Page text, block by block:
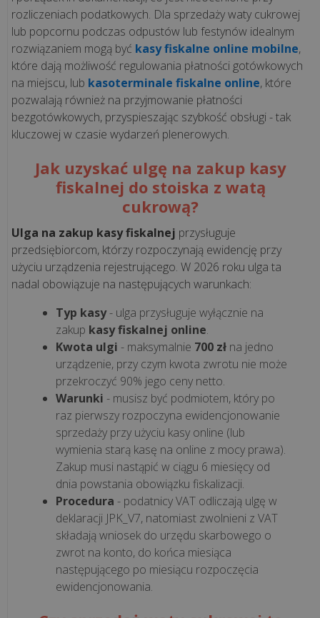
wszystkie
artykuły
>>
KSEF
przygotować
na
KSeF?
8
kroków
skutecznego
wiedzieć
integracji
rozliczeniach podatkowych. Dla sprzedaży waty cukrowej
lub popcornu podczas odpustów lub festynów idealnym
rozwiązaniem mogą być kasy fiskalne online mobilne,
które dają możliwość regulowania płatności gotówkowych
na miejscu, lub kasoterminale fiskalne online, które
pozwalają również na przyjmowanie płatności
bezgotówkowych, przyspieszając szybkość obsługi - tak
kluczowej w czasie wydarzeń plenerowych.
Jak uzyskać ulgę na zakup kasy
fiskalnej do stoiska z watą
cukrową?
Ulga na zakup kasy fiskalnej przysługuje
przedsiębiorcom, którzy rozpoczynają ewidencję przy
użyciu urządzenia rejestrującego. W 2026 roku ulga ta
nadal obowiązuje na następujących warunkach:
Typ kasy- ulga przysługuje wyłącznie na
zakup kasy fiskalnej online.
Kwota ulgi - maksymalnie 700 złna jedno
urządzenie, przy czym kwota zwrotu nie może
przekroczyć 90% jego ceny netto.
Warunki - musisz być podmiotem, który po
raz pierwszy rozpoczyna ewidencjonowanie
sprzedaży przy użyciu kasy online (lub
wymienia starą kasę na online z mocy prawa).
Zakup musi nastąpić w ciągu 6 miesięcy od
dnia powstania obowiązku fiskalizacji.
Procedura - podatnicy VAT odliczają ulgę w
deklaracji JPK_V7, natomiast zwolnieni z VAT
składają wniosek do urzędu skarbowego o
zwrot na konto, do końca miesiąca
następującego po miesiącu rozpoczęcia
ewidencjonowania.